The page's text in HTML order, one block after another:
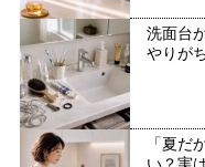
洗面台
やりが
「夏だ